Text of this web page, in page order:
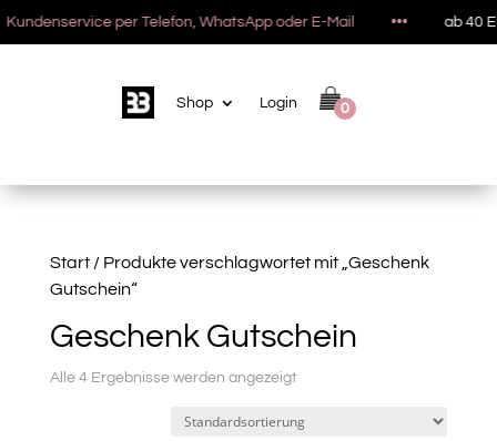
per Telefon, WhatsApp oder E-Mail ab 40
Shop Login 0
Start/ Produkte verschlagwortet mit „Geschenk
Gutschein“
Geschenk Gutschein
Alle 4 Ergebnisse werden angezeigt